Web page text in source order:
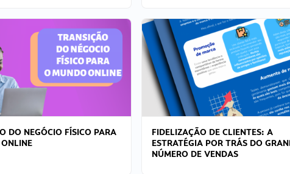
DO NEGÓCIO FÍSICO PARA
FIDELIZAÇÃO DE CLIENTES: A
ESTRATÉGIA POR TRÁS DO
NÚMERO DE VENDAS